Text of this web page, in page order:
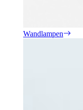
Wandlampen